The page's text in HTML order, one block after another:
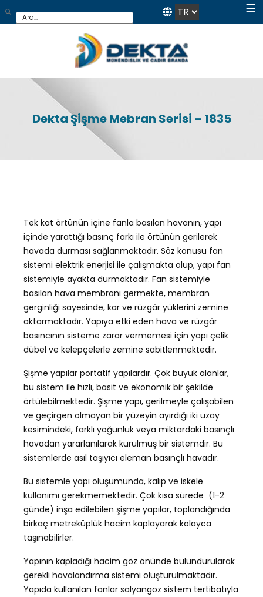
☰
Dekta Şişme Mebran Serisi – 1835
Tek kat örtünün içine fanla basılan havanın, yapı
içinde yarattığı basınç farkı ile örtünün gerilerek
havada durması sağlanmaktadır. Söz konusu fan
sistemi elektrik enerjisi ile çalışmakta olup, yapı fan
sistemiyle ayakta durmaktadır. Fan sistemiyle
basılan hava membranı germekte, membran
gerginliği sayesinde, kar ve rüzgâr yüklerini zemine
aktarmaktadır. Yapıya etki eden hava ve rüzgâr
basıncının sisteme zarar vermemesi için yapı çelik
dübel ve kelepçelerle zemine sabitlenmektedir.
Şişme yapılar portatif yapılardır. Çok büyük alanlar,
bu sistem ile hızlı, basit ve ekonomik bir şekilde
örtülebilmektedir. Şişme yapı, gerilmeyle çalışabilen
ve geçirgen olmayan bir yüzeyin ayırdığı iki uzay
kesimindeki, farklı yoğunluk veya miktardaki basınçlı
havadan yararlanılarak kurulmuş bir sistemdir. Bu
sistemlerde asıl taşıyıcı eleman basınçlı havadır.
Bu sistemle yapı oluşumunda, kalıp ve iskele
kullanımı gerekmemektedir. Çok kısa sürede (1-2
günde) inşa edilebilen şişme yapılar, toplandığında
birkaç metreküplük hacim kaplayarak kolayca
taşınabilirler.
Yapının kapladığı hacim göz önünde bulundurularak
gerekli havalandırma sistemi oluşturulmaktadır.
Yapıda kullanılan fanlar salyangoz sistem tertibatıyla